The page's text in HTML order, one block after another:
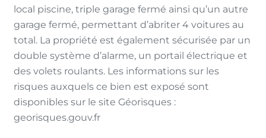
local piscine, triple garage fermé ainsi qu’un autre
garage fermé, permettant d’abriter 4 voitures au
total. La propriété est également sécurisée par un
double système d’alarme, un portail électrique et
des volets roulants. Les informations sur les
risques auxquels ce bien est exposé sont
disponibles sur le site Géorisques :
georisques.gouv.fr